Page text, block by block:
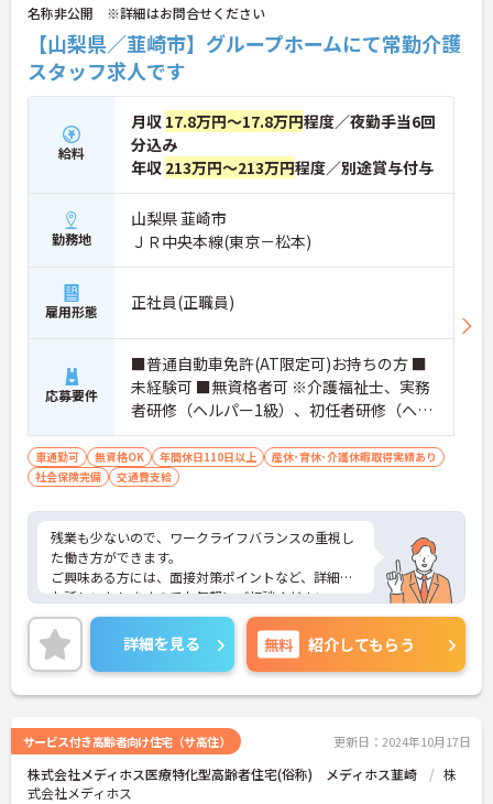
名称非公開 ※詳細はお問合せください
【山梨県／韮崎市】グループホームにて常勤介護
スタッフ求人です
給料
月収 17.8万円～17.8万円程度／夜勤手当6回
分込み
年収 213万円～213万円程度／別途賞与付与
勤務地
山梨県 韮崎市
ＪＲ中央本線(東京－松本)
雇用形態 正社員(正職員)
応募要件
■普通自動車免許(AT限定可)お持ちの方 ■
未経験可 ■無資格者可 ※介護福祉士、実務
者研修（ヘルパー1級）、初任者研修（ヘル
パー2級）いずれか資格お持ちの方は尚良し
車通勤可 無資格OK 年間休日110日以上
産休･育休･介護休暇取得実績あり
社会保険完備
交通費支給
残業も少ないので、ワークライフバランスの重視し
た働き方ができます。
ご興味ある方には、面接対策ポイントなど、詳細を
お話しいたしますのでお気軽にご相談ください。
詳細を見る 無料 紹介してもらう
サービス付き高齢者向け住宅（サ高住） 更新日：2024年10月17日
株式会社メディホス医療特化型高齢者住宅(俗称) メディホス韮崎
株
式会社メディホス